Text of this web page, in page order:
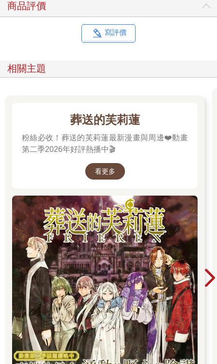
商品評價
寫評價
相關主題
葬送的芙莉蓮
粉絲必收！葬送的芙莉蓮最新漫畫與周邊❤️動畫
第二季2026年好評熱播中🎬
看更多